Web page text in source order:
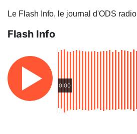
Le Flash Info, le journal d'ODS radio
Flash Info
0:00